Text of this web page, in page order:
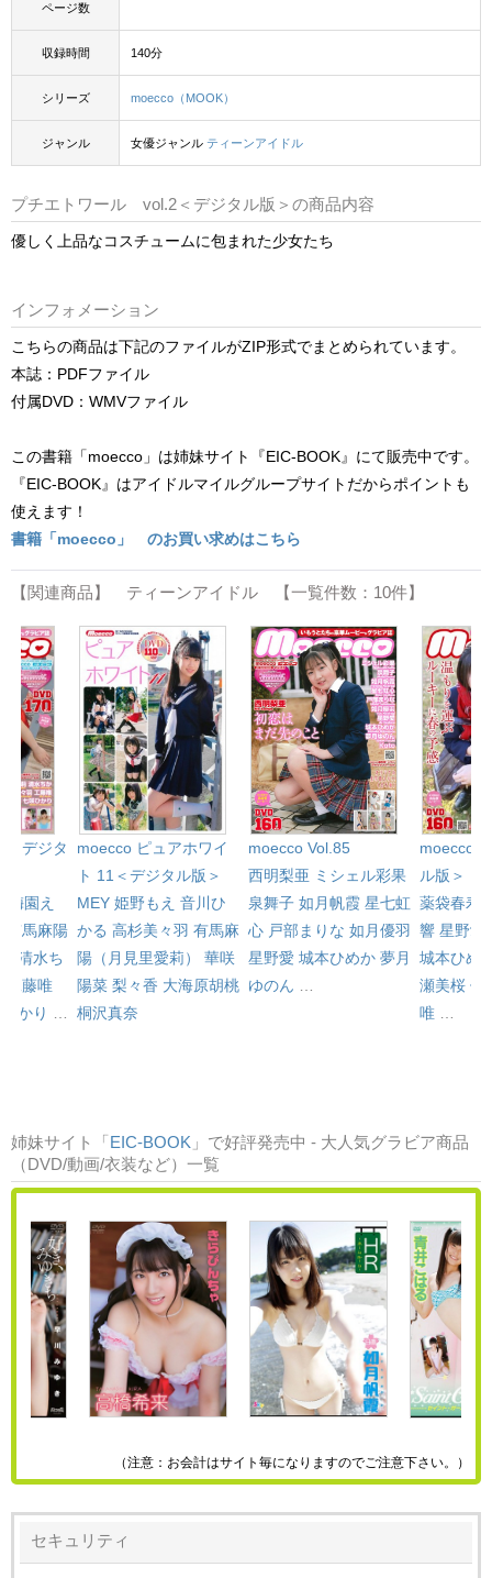
ページ数
収録時間 140分
シリーズ moecco（MOOK）
ジャンル 女優ジャンル ティーンアイドル
プチエトワール vol.2＜デジタル版＞の商品内容
優しく上品なコスチュームに包まれた少女たち
インフォメーション
こちらの商品は下記のファイルがZIP形式でまとめられています。
本誌：PDFファイル
付属DVD：WMVファイル
この書籍「moecco」は姉妹サイト『EIC-BOOK』にて販売中です。
『EIC-BOOK』はアイドルマイルグループサイトだからポイントも
使えます！
書籍「moecco」 のお買い求めはこちら
【関連商品】 ティーンアイドル 【一覧件数：10件】
＜デジタ
梅園え
有馬麻陽
清水ち
工藤唯
かり
moecco ピュアホワイ
ト 11＜デジタル版＞
MEY 姫野もえ 音川ひ
かる 高杉美々羽 有馬麻
陽（月見里愛莉）
華咲
陽菜 梨々香 大海原胡桃
桐沢真奈
moecco Vol.85
西明梨亜 ミシェル彩果
泉舞子 如月帆霞 星七虹
心 戸部まりな 如月優羽
星野愛 城本ひめか 夢月
ゆのん
moecco
ル版＞
薬袋春寿
響 星野愛
城本ひめ
瀬美桜 佐
唯
姉妹サイト「EIC-BOOK 」で好評発売中 - 大人気グラビア商品
（DVD/動画/衣装など）一覧
（注意：お会計はサイト毎になりますのでご注意下さい。）
セキュリティ